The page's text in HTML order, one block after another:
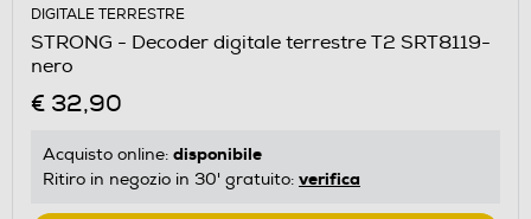
DIGITALE TERRESTRE
STRONG - Decoder digitale terrestre T2 SRT8119-
nero
€ 32,90
Acquisto online: disponibile
Ritiro in negozio in 30' gratuito: verifica